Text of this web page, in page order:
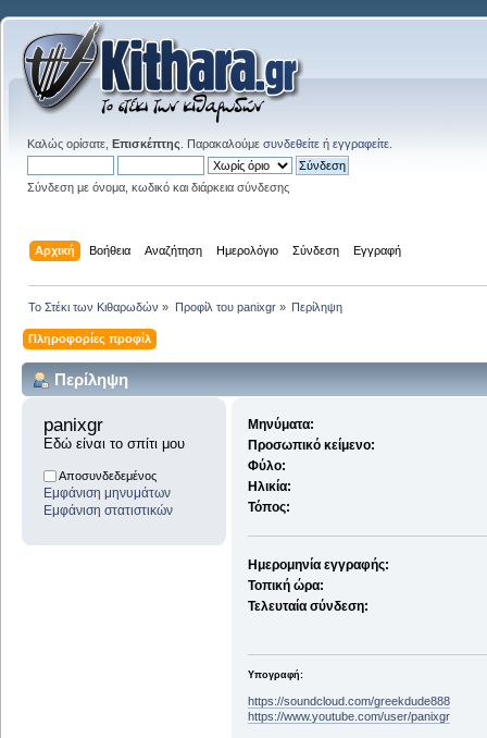
Καλώς ορίσατε, Επισκέπτης . Παρακαλούμε συνδεθείτε ή εγγραφείτε
Σύνδεση με όνομα, κωδικό και διάρκεια σύνδεσης
Αρχική Βοήθεια Αναζήτηση Ημερολόγιο Σύνδεση Εγγραφή
Το Στέκι των Κιθαρωδών » Προφίλ του panixgr» Περίληψη
Πληροφορίες προφίλ
Περίληψη
panixgr
Εδώ είναι το σπίτι μου
Αποσυνδεδεμένος
Εμφάνιση μηνυμάτων
Εμφάνιση στατιστικών
Μηνύματα:
Προσωπικό κείμενο:
Φύλο:
Ηλικία:
Τόπος:
Ημερομηνία εγγραφής:
Τοπική ώρα:
Τελευταία σύνδεση:
Υπογραφή:
https://soundcloud.com/greekdude888
https://www.youtube.com/user/panixgr